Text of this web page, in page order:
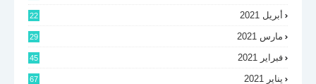
أبريل 2021 22
مارس 2021 29
فبراير 2021 45
يناير 2021 67